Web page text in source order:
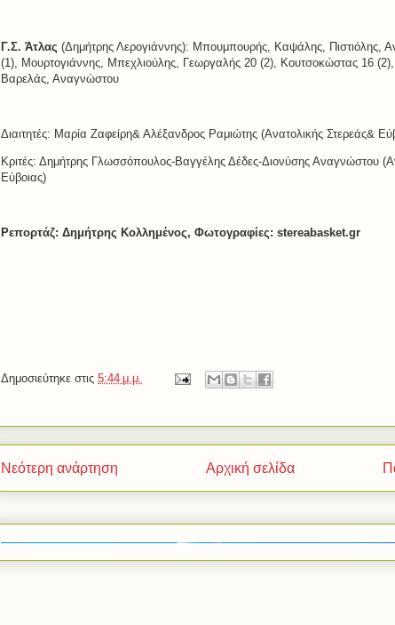
Γ.Σ. Άτλας (Δημήτρης Λερογιάννης): Μπουμπουρής, Καψάλης, Πιστιόλης,
(1), Μουρτογιάννης, Μπεχλιούλης, Γεωργαλής 20 (2), Κουτσοκώστας 16
Βαρελάς, Αναγνώστου
Διαιτητές: Μαρία Ζαφείρη& Αλέξανδρος Ραμιώτης (Ανατολικής Στερεάς&
Κριτές: Δημήτρης Γλωσσόπουλος-Βαγγέλης Δέδες-Διονύσης Αναγνώστου
Εύβοιας)
Ρεπορτάζ: Δημήτρης Κολλημένος, Φωτογραφίες: stereabasket.gr
Δημοσιεύτηκε στις 5:44 μ.μ.
Νεότερη ανάρτηση Αρχική σελίδα